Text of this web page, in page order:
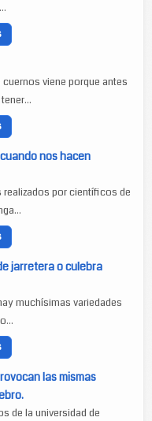
viene porque antes
nos hacen
por científicos de
jarretera o culebra
muchísimas variedades
las mismas
de la universidad de